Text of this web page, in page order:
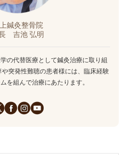
鍼灸整骨院
吉池 弘明
の代替医療として鍼灸治療に取り組
突発性難聴の患者様には、臨床経験
を組んで治療にあたります。